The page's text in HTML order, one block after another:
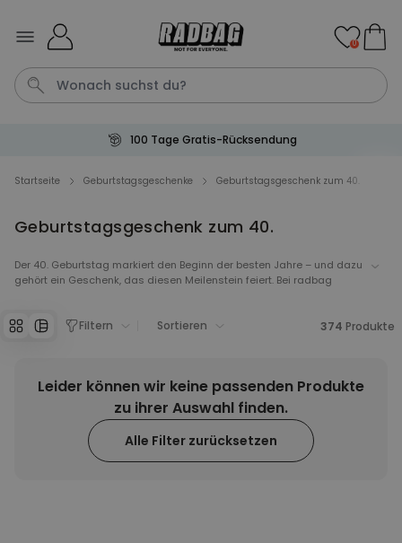
Personalisierbar
Spritz Glas mit Name
über 19.400
24,99 CHF
Personalisierbar
über 300mal
gekauft
39,99 CHF
Personalisierbares Handtuch
mit Getränken und Spruch
0
100 Tage Gratis-Rücksendung
Startseite Geburtstagsgeschenke Geburtstagsgeschenk zum 40.
Geburtstagsgeschenk zum 40.
Der 40. Geburtstag markiert den Beginn der besten Jahre – und dazu
gehört ein Geschenk, das diesen Meilenstein feiert. Bei radbag
garantiert nicht von der Stange. Ob für die beste Freundin, den
Filtern Sortieren 374 Produkte
Leider können wir keine passenden Produkte
zu ihrer Auswahl finden.
Alle Filter zurücksetzen